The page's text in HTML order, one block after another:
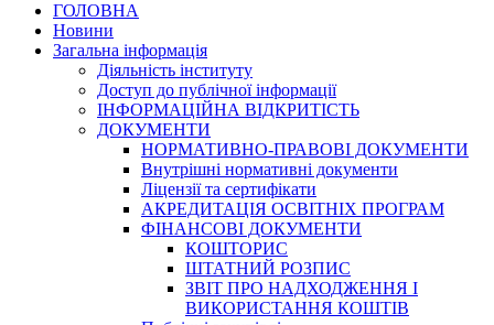
ГОЛОВНА
Новини
Загальна інформація
Діяльність інституту
Доступ до публічної інформації
ІНФОРМАЦІЙНА ВІДКРИТІСТЬ
ДОКУМЕНТИ
НОРМАТИВНО-ПРАВОВІ ДОКУМЕНТИ
Внутрішні нормативні документи
Ліцензії та сертифікати
АКРЕДИТАЦІЯ ОСВІТНІХ ПРОГРАМ
ФІНАНСОВІ ДОКУМЕНТИ
КОШТОРИС
ШТАТНИЙ РОЗПИС
ЗВІТ ПРО НАДХОДЖЕННЯ І
ВИКОРИСТАННЯ КОШТІВ